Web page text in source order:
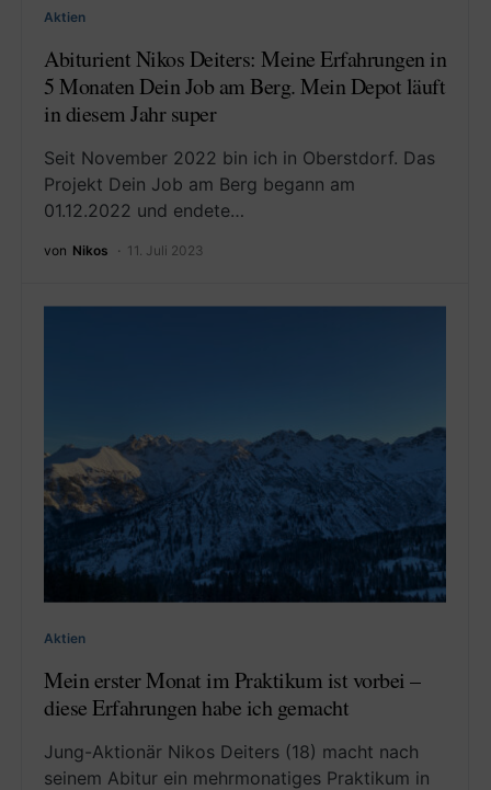
Aktien
Abiturient Nikos Deiters: Meine Erfahrungen in
5 Monaten Dein Job am Berg. Mein Depot läuft
in diesem Jahr super
Seit November 2022 bin ich in Oberstdorf. Das
Projekt Dein Job am Berg begann am
01.12.2022 und endete…
von Nikos 11. Juli 2023
Aktien
Mein erster Monat im Praktikum ist vorbei –
diese Erfahrungen habe ich gemacht
Jung-Aktionär Nikos Deiters (18) macht nach
seinem Abitur ein mehrmonatiges Praktikum in